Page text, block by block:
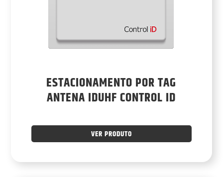
ESTACIONAMENTO POR TAG
ANTENA IDUHF CONTROL ID
VER PRODUTO